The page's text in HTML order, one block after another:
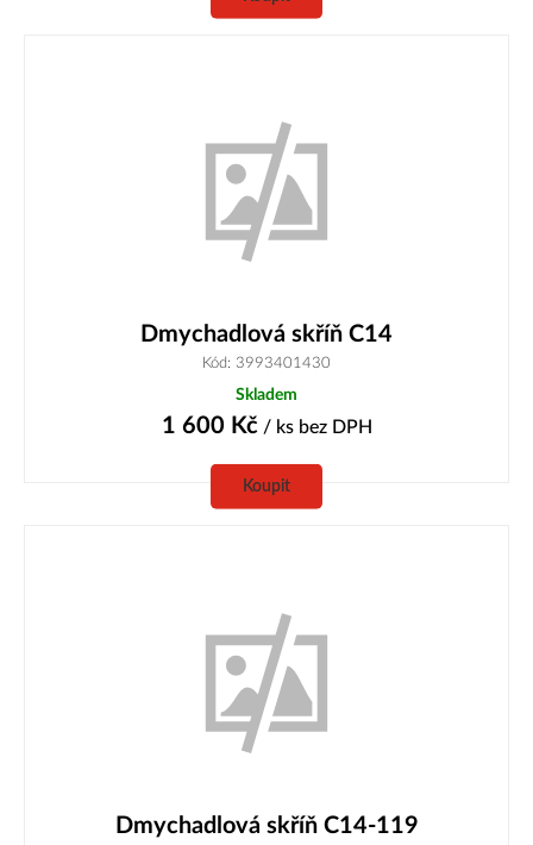
Dmychadlová skříň C14
Kód: 3993401430
Skladem
1 600 Kč/ ks bez DPH
Koupit
Dmychadlová skříň C14-119